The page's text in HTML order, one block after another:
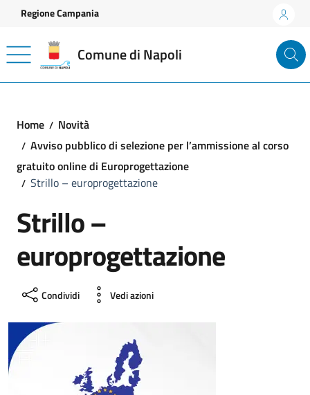
Vai ai contenuti
Vai al footer
Regione Campania
Comune di Napoli
Home
Novità
Avviso pubblico di selezione per l’ammissione al corso
gratuito online di Europrogettazione
Strillo – europrogettazione
Strillo –
europrogettazione
Condividi Vedi azioni